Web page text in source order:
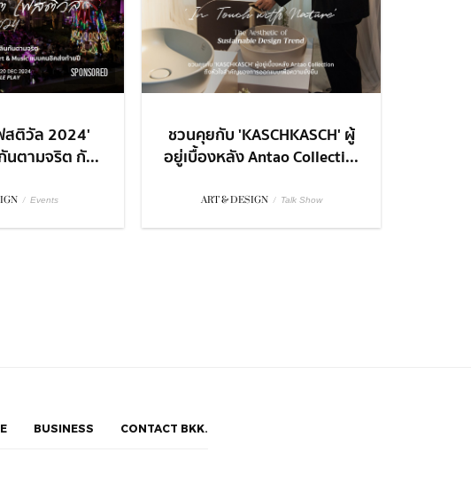
SPONSORED
สติวัล 2024'
นตามจริต กั...
/ Events
ชวนคุยกับ 'KASCHKASCH' ผู้
อยู่เบื้องหลัง Antao Collecti...
ART & DESIGN / Talk Show
BUSINESS CONTACT BKK.